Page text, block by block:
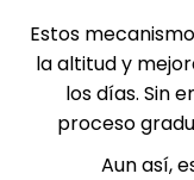
Estos
la altitud y
los días. Sin
proceso
Aun así,